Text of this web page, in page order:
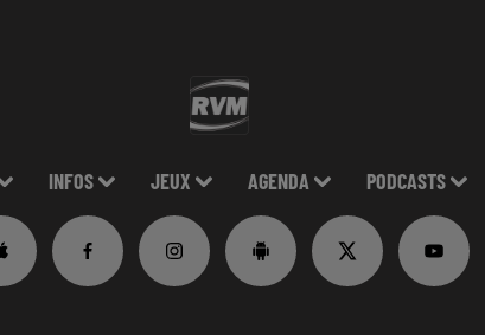
INFOS JEUX AGENDA PODCASTS